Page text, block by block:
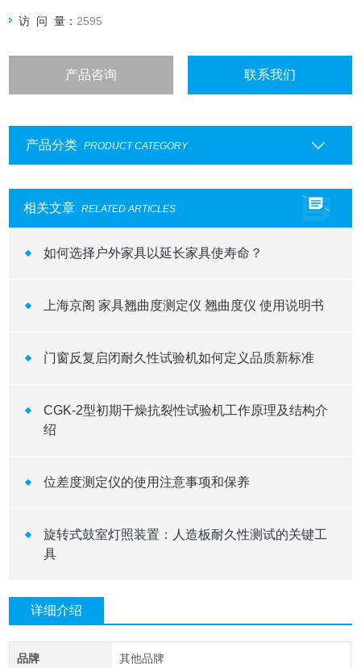
访 问 量： 2595
产品咨询 联系我们
产品分类 PRODUCT CATEGORY
相关文章 RELATED ARTICLES
如何选择户外家具以延长家具使寿命？
上海京阁 家具翘曲度测定仪 翘曲度仪 使用说明书
门窗反复启闭耐久性试验机如何定义品质新标准
CGK-2型初期干燥抗裂性试验机工作原理及结构介
绍
位差度测定仪的使用注意事项和保养
旋转式鼓室灯照装置：人造板耐久性测试的关键工
具
详细介绍
品牌 其他品牌